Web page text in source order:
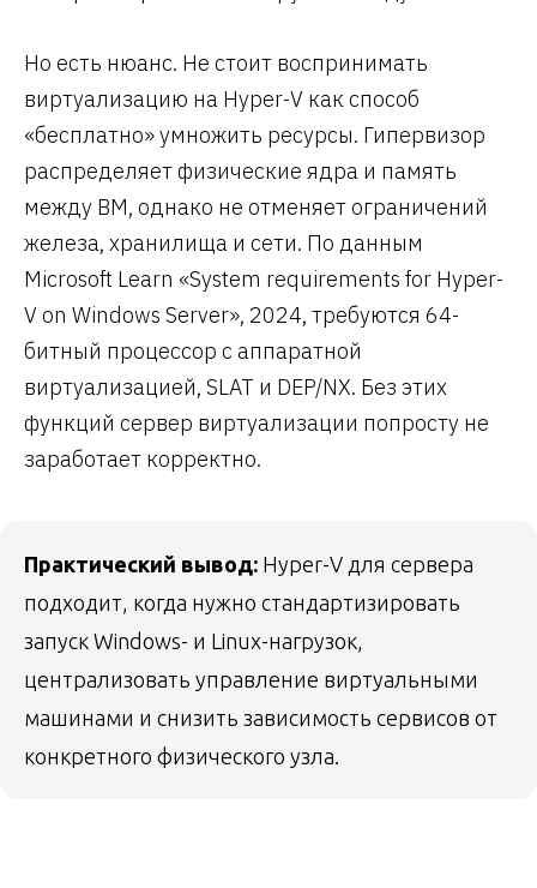
Но есть нюанс. Не стоит воспринимать
виртуализацию на Hyper-V как способ
«бесплатно» умножить ресурсы. Гипервизор
распределяет физические ядра и память
между ВМ, однако не отменяет ограничений
железа, хранилища и сети. По данным
Microsoft Learn «System requirements for Hyper-
V on Windows Server», 2024, требуются 64-
битный процессор с аппаратной
виртуализацией, SLAT и DEP/NX. Без этих
функций сервер виртуализации попросту не
заработает корректно.
Практический вывод: Hyper-V для сервера
подходит, когда нужно стандартизировать
запуск Windows- и Linux-нагрузок,
централизовать управление виртуальными
машинами и снизить зависимость сервисов от
конкретного физического узла.